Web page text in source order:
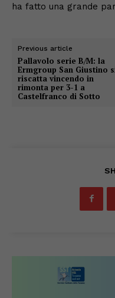
ha fatto una grande
Previous article
Pallavolo serie B/M: la
Ermgroup San Giustino
riscatta vincendo in
rimonta per 3-1 a
Castelfranco di Sotto